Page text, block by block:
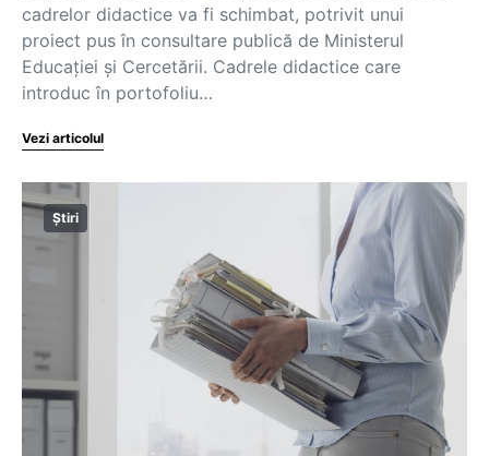
cadrelor didactice va fi schimbat, potrivit unui
proiect pus în consultare publică de Ministerul
Educației și Cercetării. Cadrele didactice care
introduc în portofoliu…
Vezi articolul
Știri